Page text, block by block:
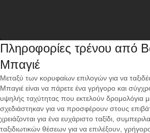
Πληροφορίες τρένου από
Μπαγιέ
Μεταξύ των κορυφαίων επιλογών για να
Μπαγιέ είναι να πάρετε ένα γρήγορο και
υψηλής ταχύτητας που εκτελούν δρομολόγια
σχεδιάστηκαν για να προσφέρουν στους
χρειάζονται για ένα ευχάριστο ταξίδι,
ταξιδιωτικών θέσεων για να επιλέξουν,